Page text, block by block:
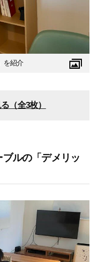
を紹介
（全3枚）
ルの「デメリッ